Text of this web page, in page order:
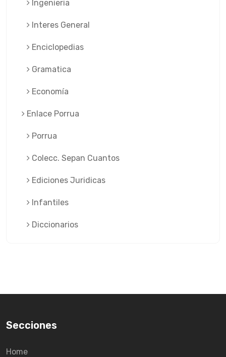
Ingenieria
Interes General
Enciclopedias
Gramatica
Economía
Enlace Porrua
Porrua
Colecc. Sepan Cuantos
Ediciones Juridicas
Infantiles
Diccionarios
Secciones
Home